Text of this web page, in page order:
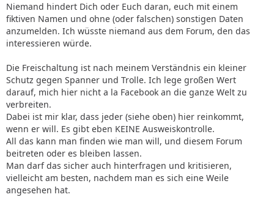
Niemand hindert Dich oder Euch daran, euch mit einem
fiktiven Namen und ohne (oder falschen) sonstigen Daten
anzumelden. Ich wüsste niemand aus dem Forum, den das
interessieren würde.
Die Freischaltung ist nach meinem Verständnis ein kleiner
Schutz gegen Spanner und Trolle. Ich lege großen Wert
darauf, mich hier nicht a la Facebook an die ganze Welt zu
verbreiten.
Dabei ist mir klar, dass jeder (siehe oben) hier reinkommt,
wenn er will. Es gibt eben KEINE Ausweiskontrolle.
All das kann man finden wie man will, und diesem Forum
beitreten oder es bleiben lassen.
Man darf das sicher auch hinterfragen und kritisieren,
vielleicht am besten, nachdem man es sich eine Weile
angesehen hat.